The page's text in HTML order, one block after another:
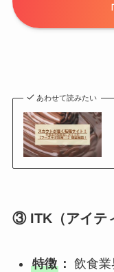
あわせて読みたい
③ ITK（アイテ
特徴： 飲食業